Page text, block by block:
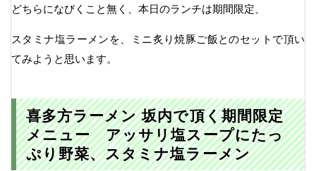
どちらになびくこと無く、本日のランチは期間限定、
スタミナ塩ラーメンを、ミニ炙り焼豚ご飯とのセットで頂い
てみようと思います。
喜多方ラーメン 坂内で頂く期間限定
メニュー アッサリ塩スープにたっ
ぷり野菜、スタミナ塩ラーメン